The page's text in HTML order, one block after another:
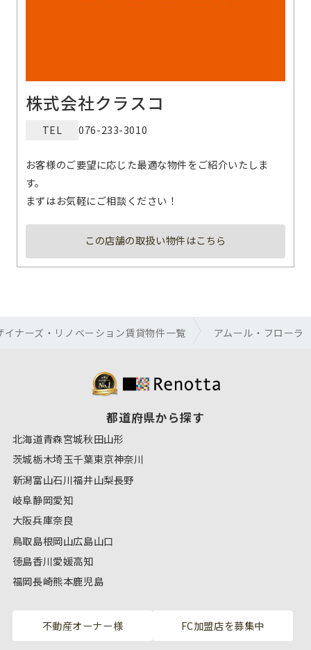
株式会社クラスコ
TEL 076-233-3010
お客様のご要望に応じた最適な物件をご紹介いたしま
す。
まずはお気軽にご相談ください！
この店舗の取扱い物件はこちら
イナーズ・リノベーション賃貸物件一覧 アムール・フローラ
都道府県から探す
北海道青森宮城秋田山形
茨城栃木埼玉千葉東京神奈川
新潟富山石川福井山梨長野
岐阜静岡愛知
大阪兵庫奈良
鳥取島根岡山広島山口
徳島香川愛媛高知
福岡長崎熊本鹿児島
不動産オーナー様 FC加盟店を募集中